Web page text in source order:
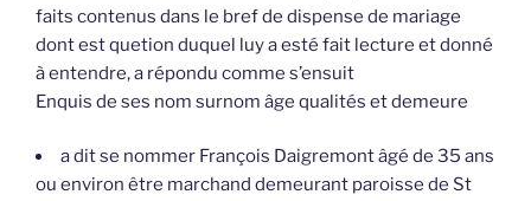
faits contenus dans le bref de dispense de mariage
dont est quetion duquel luy a esté fait lecture et donné
à entendre, a répondu comme s’ensuit
Enquis de ses nom surnom âge qualités et demeure
a dit se nommer François Daigremont âgé de 35 ans
ou environ être marchand demeurant paroisse de St